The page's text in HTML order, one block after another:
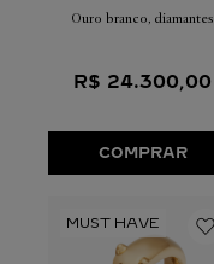
Ouro branco, diamantes
R$ 24.300,00
COMPRAR